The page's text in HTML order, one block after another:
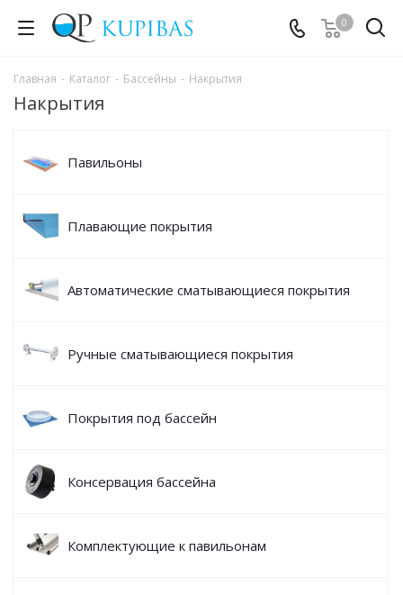
0
Главная - Каталог - Бассейны - Накрытия
Накрытия
Павильоны
Плавающие покрытия
Автоматические сматывающиеся покрытия
Ручные сматывающиеся покрытия
Покрытия под бассейн
Консервация бассейна
Комплектующие к павильонам